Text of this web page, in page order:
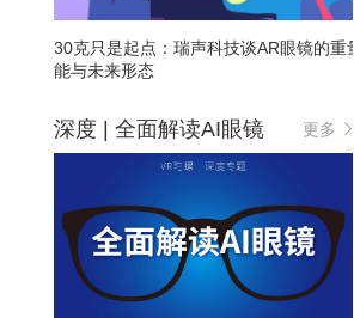
30克只是起点：瑞声科技谈AR眼镜的重
能与未来形态
深度 | 全面解读AI眼镜 更多